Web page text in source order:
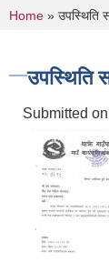
You are
Home » उपस्थिति
उपस्थिति
Submitted